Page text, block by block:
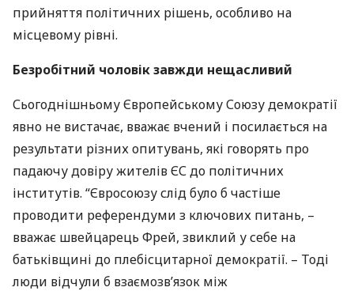
прийняття політичних рішень, особливо на
місцевому рівні.
Безробітний чоловік завжди нещасливий
Сьогоднішньому Європейському Союзу демократії
явно не вистачає, вважає вчений і посилається на
результати різних опитувань, які говорять про
падаючу довіру жителів ЄС до політичних
інститутів. “Євросоюзу слід було б частіше
проводити референдуми з ключових питань, –
вважає швейцарець Фрей, звиклий у себе на
батьківщині до плебісцитарної демократії. – Тоді
люди відчули б взаємозв’язок між